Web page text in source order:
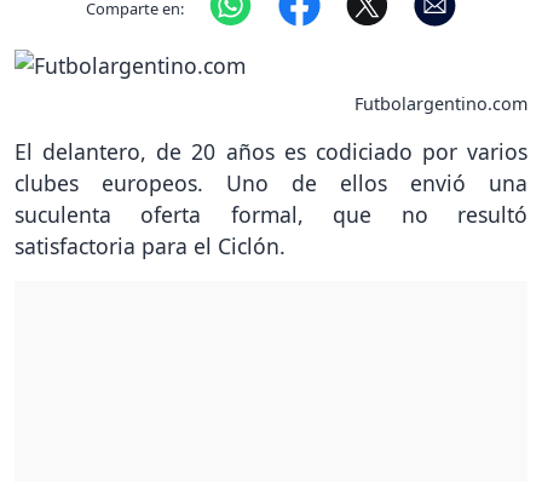
Comparte en:
Futbolargentino.com
El delantero, de 20 años es codiciado por varios
clubes europeos. Uno de ellos envió una
suculenta oferta formal, que no resultó
satisfactoria para el Ciclón.